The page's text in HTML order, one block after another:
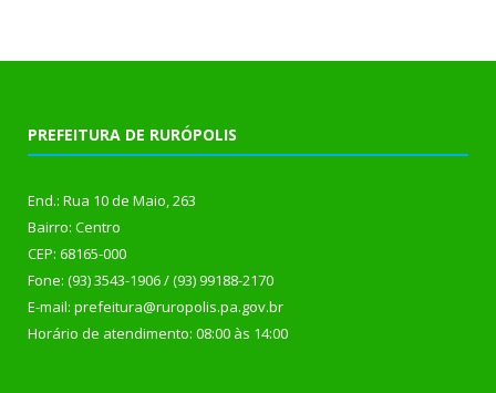
PREFEITURA DE RURÓPOLIS
End.: Rua 10 de Maio, 263
Bairro: Centro
CEP: 68165-000
Fone: (93) 3543-1906 / (93) 99188-2170
E-mail: prefeitura@ruropolis.pa.gov.br
Horário de atendimento: 08:00 às 14:00